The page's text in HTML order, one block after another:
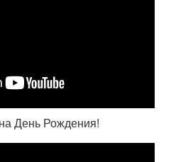
День Рождения!